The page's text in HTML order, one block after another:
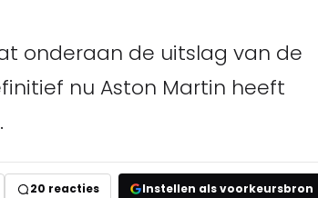
onderaan de uitslag van de
nu Aston Martin heeft
20 reacties Instellen als voorkeursbron